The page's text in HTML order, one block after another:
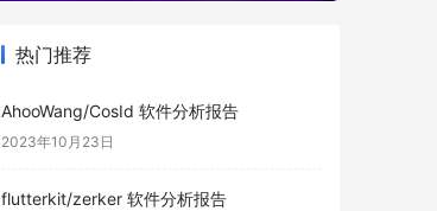
热门推荐
AhooWang/CosId 软件分析报告
2023年10月23日
flutterkit/zerker 软件分析报告